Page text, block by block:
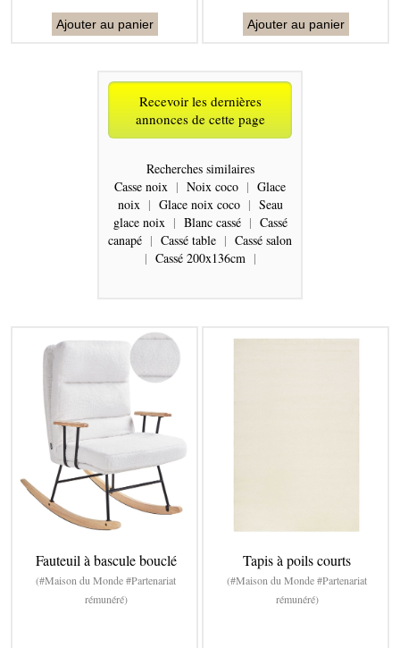
Ajouter au panier Ajouter au panier
Recevoir les dernières
annonces de cette page
Recherches similaires
Casse noix | Noix coco | Glace
noix | Glace noix coco | Seau
glace noix | Blanc cassé | Cassé
canapé | Cassé table | Cassé salon
| Cassé 200x136cm |
Fauteuil à bascule bouclé
(#Maison du Monde #Partenariat
rémunéré)
Tapis à poils courts
(#Maison du Monde #Partenariat
rémunéré)